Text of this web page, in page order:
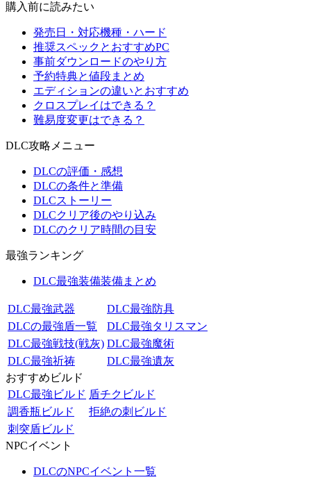
購入前に読みたい
発売日・対応機種・ハード
推奨スペックとおすすめPC
事前ダウンロードのやり方
予約特典と値段まとめ
エディションの違いとおすすめ
クロスプレイはできる？
難易度変更はできる？
DLC攻略メニュー
DLCの評価・感想
DLCの条件と準備
DLCストーリー
DLCクリア後のやり込み
DLCのクリア時間の目安
最強ランキング
DLC最強装備装備まとめ
DLC最強武器
DLC最強防具
DLCの最強盾一覧
DLC最強タリスマン
DLC最強戦技(戦灰) DLC最強魔術
DLC最強祈祷
DLC最強遺灰
おすすめビルド
DLC最強ビルド 盾チクビルド
調香瓶ビルド
拒絶の刺ビルド
刺突盾ビルド
NPCイベント
DLCのNPCイベント一覧